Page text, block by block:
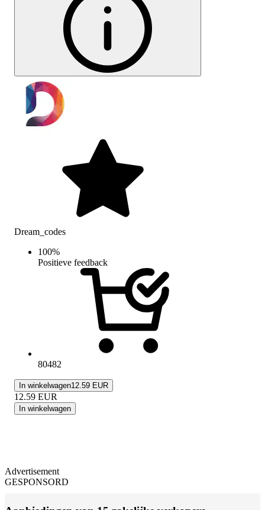
Dream_codes
100%
Positieve feedback
80482
In winkelwagen12.59 EUR
12.59 EUR
In winkelwagen
Advertisement
GESPONSORD